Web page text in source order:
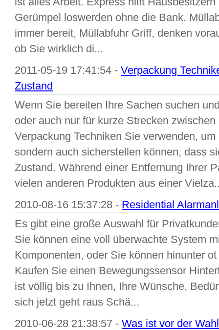
Gerümpel loswerden ohne die Bank.
immer bereit, Müllabfuhr Griff, denken
ob Sie wirklich di...
2011-05-19 17:41:54 - Verpackung
Zustand
Wenn Sie bereiten Ihre Sachen suchen
oder auch nur für kurze Strecken
Verpackung Techniken Sie verwenden,
sondern auch sicherstellen können, dass
Zustand. Während einer Entfernung Ihrer
vielen anderen Produkten aus einer
2010-08-16 15:37:28 - Residential
Es gibt eine große Auswahl für
Sie können eine voll überwachte System
Komponenten, oder Sie können hinunter
Kaufen Sie einen Bewegungssensor
ist völlig bis zu Ihnen, Ihre Wünsche,
sich jetzt geht raus Schä...
2010-06-28 21:38:57 - Was ist vor der